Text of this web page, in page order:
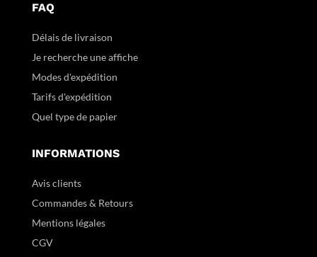
FAQ
Délais de livraison
Je recherche une affiche
Modes d'expédition
Tarifs d'expédition
Quel type de papier
INFORMATIONS
Avis clients
Commandes & Retours
Mentions légales
CGV